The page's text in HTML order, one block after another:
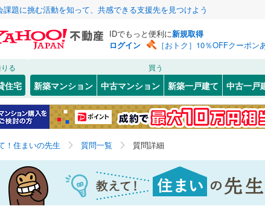
課題に挑む活動を知って、共感できる支援先を見つけよう
IDでもっと便利に新規取得
ログイン
［おトク］10％OFFクーポン
る
住宅
買う
新築マンション 中古マンション 新築一戸建て 中古一戸
！住まいの先生 質問一覧 質問詳細